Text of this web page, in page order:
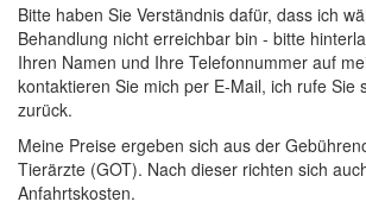
Bitte haben Sie Verständnis dafür, dass ich
Behandlung nicht erreichbar bin - bitte
Ihren Namen und Ihre Telefonnummer auf
kontaktieren Sie mich per E-Mail, ich rufe Sie
zurück.
Meine Preise ergeben sich aus der
Tierärzte (GOT). Nach dieser richten sich
Anfahrtskosten.